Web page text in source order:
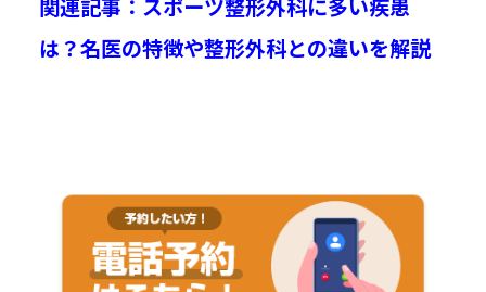
関連記事：スポーツ整形外科に多い疾患
は？名医の特徴や整形外科との違いを解説